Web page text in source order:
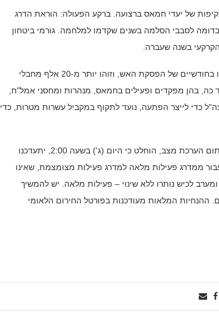
של יעדי חמאס ברצועה. ברקע הפעולה: הוראת הדרג
לסבבי הסלמה בשנים שקדמו למלחמה. גורמי ביטחון
בשנה שעברה.
הדגש במבצע האווירי הוא ההפתעה לחמאס, אחרי שמאות מטרות חדשות נאספו בחודשיים של הפסקת האש, וזוהו יותר מ-20 אלף מחבלי
בהן מפקדים ופעילים בחמאס, מנהרות ומחסני אמל"ח,
כדי לייצר הפתעה, נועד לתקוף במקביל עשרות מטרות, כדי
כאמור, בעקבות המתקפה הלילה, בפיקוד העורף שינו את הנחיות ההתגוננות. "בתום הערכת מצב, הוחלט כי היום (ג') בשעה 2:00, יתעדכנו
ממדרג פעילות מלאה למדרג פעילות מצומצמת, שאינו
לכיש נותרו ללא שינוי – פעילות מלאה. יש להמשיך
ההנחיות המלאות מעודכנות בפורטל החירום הלאומי